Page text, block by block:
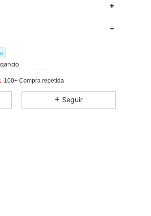
Artículos
100+ Compra repetida
Seguir